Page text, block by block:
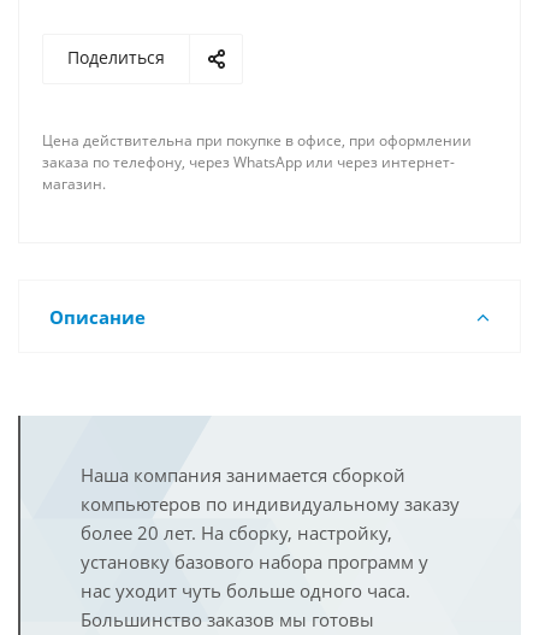
Поделиться
Цена действительна при покупке в офисе, при оформлении
заказа по телефону, через WhatsApp или через интернет-
магазин.
Описание
Наша компания занимается сборкой
компьютеров по индивидуальному заказу
более 20 лет. На сборку, настройку,
установку базового набора программ у
нас уходит чуть больше одного часа.
Большинство заказов мы готовы